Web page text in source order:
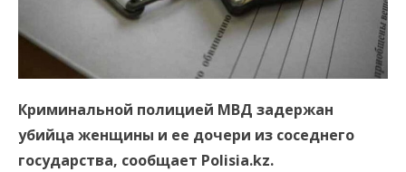
Криминальной полицией МВД задержан
убийца женщины и ее дочери из соседнего
государства, сообщает Polisia.kz.